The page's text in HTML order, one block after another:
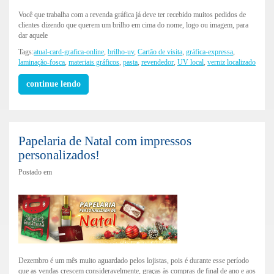
Você que trabalha com a revenda gráfica já deve ter recebido muitos pedidos de
clientes dizendo que querem um brilho em cima do nome, logo ou imagem, para
dar aquele
Tags:atual-card-grafica-online brilho-uv, Cartão de visita gráfica-expressa
laminação-fosca materiais gráficos pasta revendedor UV local verniz localizado
continue lendo
Papelaria de Natal com impressos
personalizados!
Postado em
Dezembro é um mês muito aguardado pelos lojistas, pois é durante esse período
que as vendas crescem consideravelmente, graças às compras de final de ano e aos